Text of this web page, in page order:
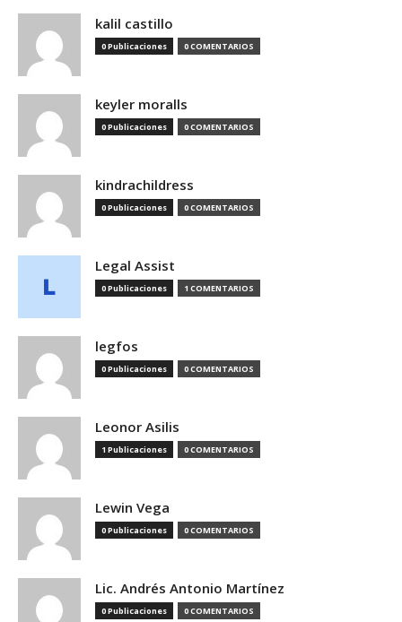
kalil castillo
0 Publicaciones 0 COMENTARIOS
keyler moralls
0 Publicaciones 0 COMENTARIOS
kindrachildress
0 Publicaciones 0 COMENTARIOS
Legal Assist
0 Publicaciones 1 COMENTARIOS
legfos
0 Publicaciones 0 COMENTARIOS
Leonor Asilis
1 Publicaciones 0 COMENTARIOS
Lewin Vega
0 Publicaciones 0 COMENTARIOS
Lic. Andrés Antonio Martínez
0 Publicaciones 0 COMENTARIOS